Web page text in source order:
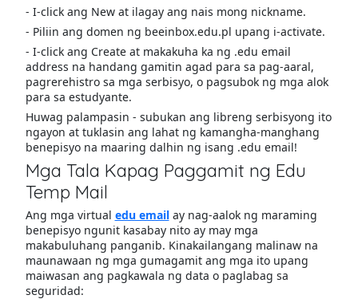
- I-click ang New at ilagay ang nais mong nickname.
- Piliin ang domen ng beeinbox.edu.pl upang i-activate.
- I-click ang Create at makakuha ka ng .edu email
address na handang gamitin agad para sa pag-aaral,
pagrerehistro sa mga serbisyo, o pagsubok ng mga alok
para sa estudyante.
Huwag palampasin - subukan ang libreng serbisyong ito
ngayon at tuklasin ang lahat ng kamangha-manghang
benepisyo na maaring dalhin ng isang .edu email!
Mga Tala Kapag Paggamit ng Edu
Temp Mail
Ang mga virtual edu emailay nag-aalok ng maraming
benepisyo ngunit kasabay nito ay may mga
makabuluhang panganib. Kinakailangang malinaw na
maunawaan ng mga gumagamit ang mga ito upang
maiwasan ang pagkawala ng data o paglabag sa
seguridad: